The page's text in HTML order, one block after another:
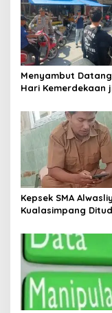
i
p
o
s
Menyambut
Hari Kemerdekaan
Bangkit
Kepsek SMA
Kualasimpang
Datang Sesuka
MBG Disalurkan ke
Pesantren